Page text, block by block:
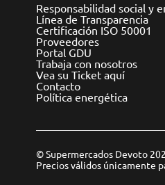
Responsabilidad social y
Línea de Transparencia
Certificación ISO 50001
Proveedores
Portal GDU
Trabaja con nosotros
Vea su Ticket aquí
Contacto
Política energética
© Supermercados Devoto
Precios válidos únicamente